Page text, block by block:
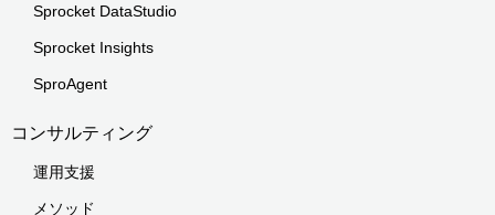
Sprocket DataStudio
Sprocket Insights
SproAgent
コンサルティング
運用支援
メソッド